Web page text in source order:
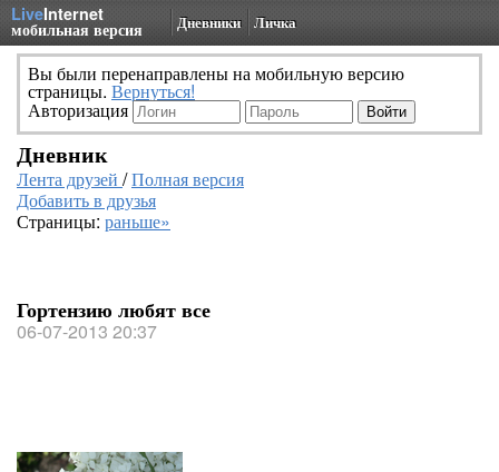
LiveInternet
мобильная версия Дневники Личка
Вы были перенаправлены на мобильную версию
страницы. Вернуться!
Авторизация
Дневник
Лента друзей /Полная версия
Добавить в друзья
Страницы: раньше»
Гортензию любят все
06-07-2013 20:37